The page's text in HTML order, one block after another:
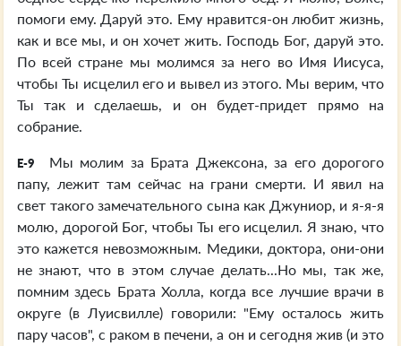
помоги ему. Даруй это. Ему нравится-он любит жизнь,
как и все мы, и он хочет жить. Господь Бог, даруй это.
По всей стране мы молимся за него во Имя Иисуса,
чтобы Ты исцелил его и вывел из этого. Мы верим, что
Ты так и сделаешь, и он будет-придет прямо на
собрание.
E-9
Мы молим за Брата Джексона, за его дорогого
папу, лежит там сейчас на грани смерти. И явил на
свет такого замечательного сына как Джуниор, и я-я-я
молю, дорогой Бог, чтобы Ты его исцелил. Я знаю, что
это кажется невозможным. Медики, доктора, они-они
не знают, что в этом случае делать...Но мы, так же,
помним здесь Брата Холла, когда все лучшие врачи в
округе (в Луисвилле) говорили: "Ему осталось жить
пару часов", с раком в печени, а он и сегодня жив (и это